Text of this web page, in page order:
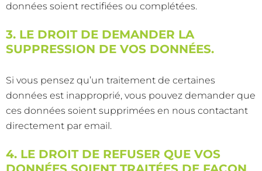
données soient rectifiées ou complétées.
3. LE DROIT DE DEMANDER LA
SUPPRESSION DE VOS DONNÉES.
Si vous pensez qu’un traitement de certaines
données est inapproprié, vous pouvez demander que
ces données soient supprimées en nous contactant
directement par email.
4. LE DROIT DE REFUSER QUE VOS